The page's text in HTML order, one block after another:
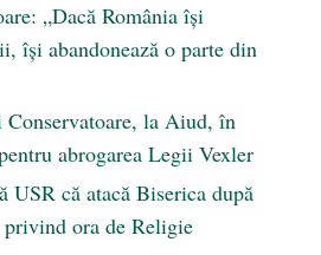
„Dacă România își
își abandonează o parte din
la Aiud, în
abrogarea Legii Vexler
USR că atacă Biserica după
ora de Religie